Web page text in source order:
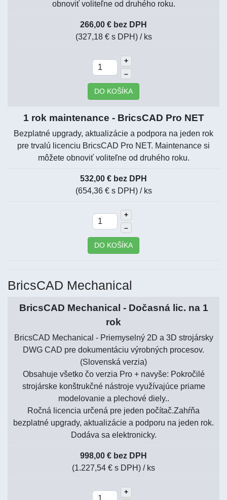
obnoviť voliteľne od druhého roku.
266,00 € bez DPH
(327,18 € s DPH) / ks
+
–
DO KOŠÍKA
1 rok maintenance - BricsCAD Pro NET
Bezplatné upgrady, aktualizácie a podpora na jeden rok
pre trvalú licenciu BricsCAD Pro NET. Maintenance si
môžete obnoviť voliteľne od druhého roku.
532,00 € bez DPH
(654,36 € s DPH) / ks
+
–
DO KOŠÍKA
BricsCAD Mechanical
BricsCAD Mechanical - Dočasná lic. na 1
rok
BricsCAD Mechanical - Priemyselný 2D a 3D strojársky
DWG CAD pre dokumentáciu výrobných procesov.
(Slovenská verzia)
Obsahuje všetko čo verzia Pro + navyše: Pokročilé
strojárske konštrukčné nástroje využívajúce priame
modelovanie a plechové diely..
Ročná licencia určená pre jeden počítač.Zahŕňa
bezplatné upgrady, aktualizácie a podporu na jeden rok.
Dodáva sa elektronicky.
998,00 € bez DPH
(1.227,54 € s DPH) / ks
+